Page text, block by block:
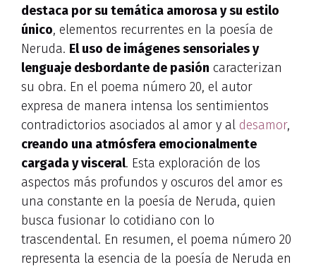
destaca por su temática amorosa y su estilo
único, elementos recurrentes en la poesía de
Neruda. El uso de imágenes sensoriales y
lenguaje desbordante de pasión caracterizan
su obra. En el poema número 20, el autor
expresa de manera intensa los sentimientos
contradictorios asociados al amor y al desamor,
creando una atmósfera emocionalmente
cargada y visceral. Esta exploración de los
aspectos más profundos y oscuros del amor es
una constante en la poesía de Neruda, quien
busca fusionar lo cotidiano con lo
trascendental. En resumen, el poema número 20
representa la esencia de la poesía de Neruda en